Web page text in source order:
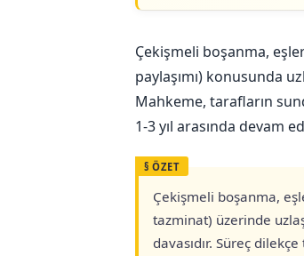
Çekişmeli boşanma,
paylaşımı) konusunda
Mahkeme, tarafların
1-3 yıl arasında devam
Çekişmeli boşanma,
tazminat) üzerinde
davasıdır. Süreç